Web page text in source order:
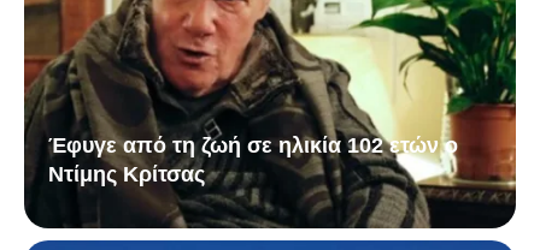
Έφυγε από τη ζωή σε ηλικία 102 ετών ο
Ντίμης Κρίτσας